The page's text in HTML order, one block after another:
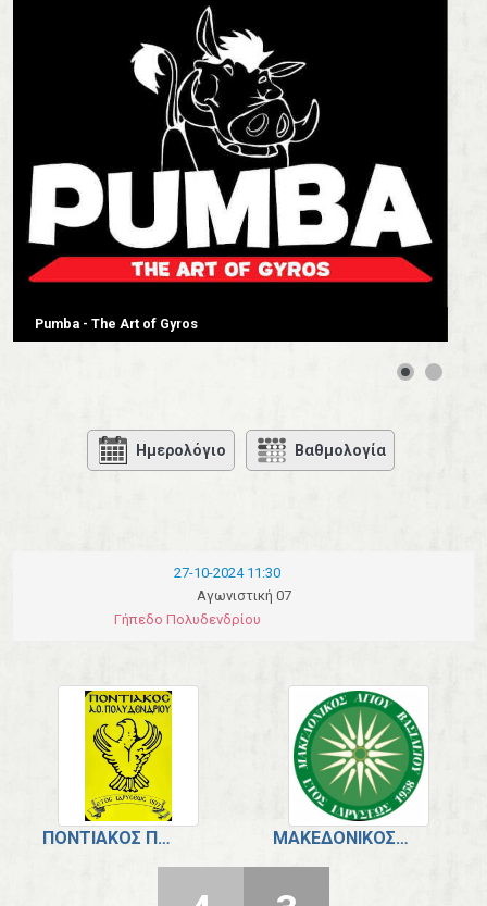
Pumba - The Art of Gyros
Ημερολόγιο Βαθμολογία
27-10-2024 11:30
Αγωνιστική 07
Γήπεδο Πολυδενδρίου
ΠΟΝΤΙΑΚΌΣ ΠΟΛΥΔΕΝΔΡΊΟΥ. ΜΑΚΕΔΟΝΙΚΌΣ ΑΓ. ΒΑΣΙΛΕΊΟΥ.